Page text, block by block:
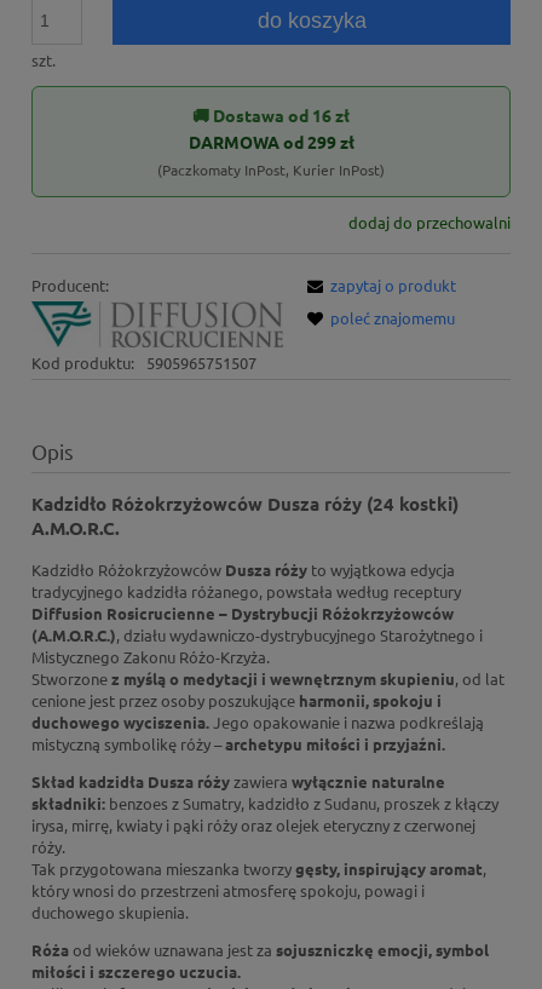
szt.
do koszyka
🚚 Dostawa od 16 zł
DARMOWA od 299 zł
(Paczkomaty InPost, Kurier InPost)
dodaj do przechowalni
Producent:
Kod produktu: 5905965751507
zapytaj o produkt
poleć znajomemu
Opis
Kadzidło Różokrzyżowców Dusza róży (24 kostki)
A.M.O.R.C.
Kadzidło Różokrzyżowców Dusza róży to wyjątkowa edycja
tradycyjnego kadzidła różanego, powstała według receptury
Diffusion Rosicrucienne – Dystrybucji Różokrzyżowców
(A.M.O.R.C.), działu wydawniczo-dystrybucyjnego Starożytnego i
Mistycznego Zakonu Różo-Krzyża.
Stworzonez myślą o medytacji i wewnętrznym skupieniu, od lat
cenione jest przez osoby poszukujące harmonii, spokoju i
duchowego wyciszenia.Jego opakowanie i nazwa podkreślają
mistyczną symbolikę róży –archetypu miłości i przyjaźni.
Skład kadzidła Dusza różyzawiera wyłącznie naturalne
składniki: benzoes z Sumatry, kadzidło z Sudanu, proszek z kłączy
irysa, mirrę, kwiaty i pąki róży oraz olejek eteryczny z czerwonej
róży.
Tak przygotowana mieszanka tworzygęsty, inspirujący aromat,
który wnosi do przestrzeni atmosferę spokoju, powagi i
duchowego skupienia.
Różaod wieków uznawana jest za sojuszniczkę emocji, symbol
miłości i szczerego uczucia.